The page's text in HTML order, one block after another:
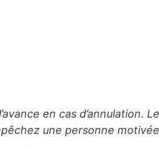
en cas d’annulation.
une personne